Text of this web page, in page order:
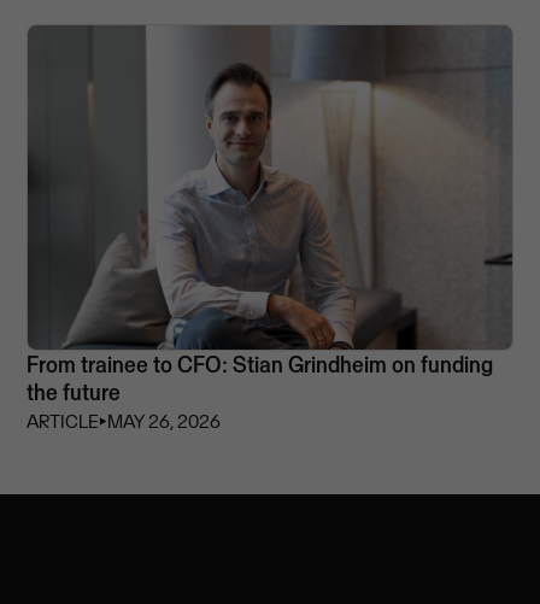
From trainee to CFO: Stian Grindheim on funding
the future
ARTICLE⏵MAY 26, 2026